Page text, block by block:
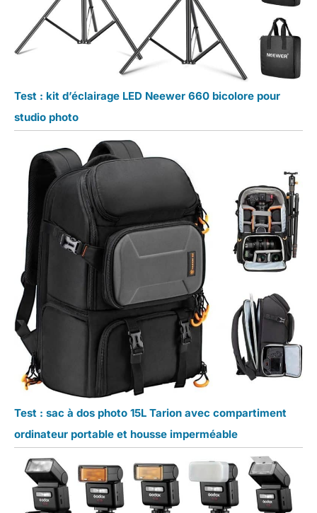
Test : kit d’éclairage LED Neewer 660 bicolore pour
studio photo
Test : sac à dos photo 15L Tarion avec compartiment
ordinateur portable et housse imperméable